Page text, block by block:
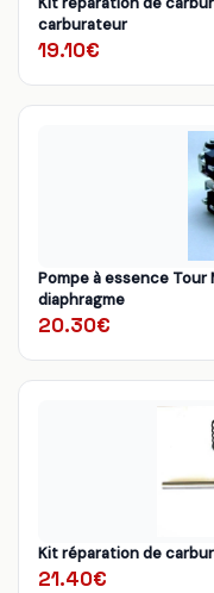
carburateur
19.10€
Pompe à essence
diaphragme
20.30€
Kit réparation de
21.40€